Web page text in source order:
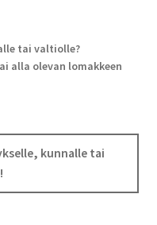
tai valtiolle?
alla olevan lomakkeen
kunnalle tai